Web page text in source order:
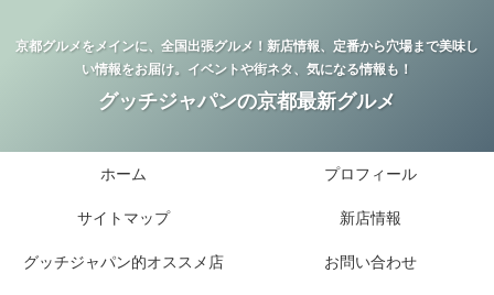
京都グルメをメインに、全国出張グルメ！新店情報、定番から穴場まで美味し
い情報をお届け。イベントや街ネタ、気になる情報も！
グッチジャパンの京都最新グルメ
ホーム プロフィール
サイトマップ 新店情報
グッチジャパン的オススメ店 お問い合わせ